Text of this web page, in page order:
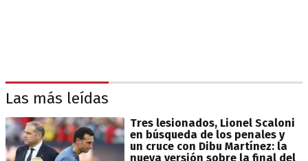
Las más leídas
Tres lesionados, Lionel Scaloni
en búsqueda de los penales y
un cruce con Dibu Martínez: la
nueva versión sobre la final del